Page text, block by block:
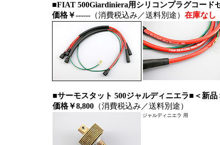
■FIAT 500Giardiniera用シリコンプラグコード
価格￥------ （消費税込み／送料別途） 在庫なし
■サーモスタット 500ジャルディニエラ■＜新品
価格￥8,800 （消費税込み／送料別途）
ジャルディニエラ 用